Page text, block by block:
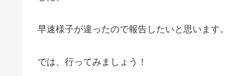
早速様子が違ったので報告したいと思います。
では、行ってみましょう！